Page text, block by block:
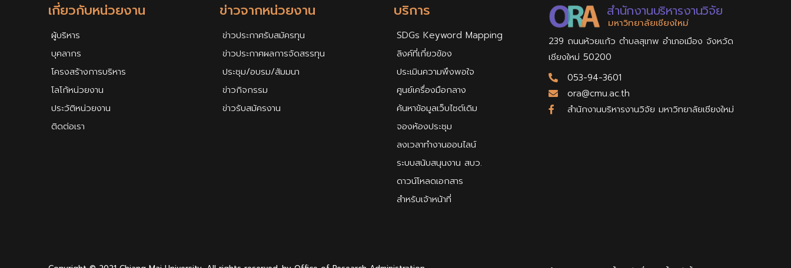
เกี่ยวกับหน่วยงาน
ผู้บริหาร
บุคลากร
โครงสร้างการบริหาร
โลโก้หน่วยงาน
ประวัติหน่วยงาน
ติดต่อเรา
ข่าวจากหน่วยงาน
ข่าวประกาศรับสมัครทุน
ข่าวประกาศผลการจัดสรรทุน
ประชุม/อบรม/สัมมนา
ข่าวกิจกรรม
ข่าวรับสมัครงาน
บริการ
SDGs Keyword Mapping
ลิงค์ที่เกี่ยวข้อง
ประเมินความพึงพอใจ
ศูนย์เครื่องมือกลาง
ค้นหาข้อมูลเว็บไซต์เดิม
จองห้องประชุม
ลงเวลาทำงานออนไลน์
ระบบสนับสนุนงาน สบว.
ดาวน์โหลดเอกสาร
สำหรับเจ้าหน้าที่
สำนักงานบริหารงานวิจัย
มหาวิทยาลัยเชียงใหม่
239 ถนนห้วยแก้ว ตำบลสุเทพ อำเภอเมือง จังหวัด
เชียงใหม่ 50200
053-94-3601
ora@cmu.ac.th
สำนักงานบริหารงานวิจัย มหาวิทยาลัยเชียงใหม่